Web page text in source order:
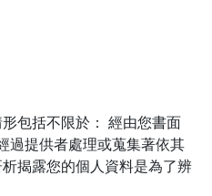
包括不限於： 經由您書面
過提供者處理或蒐集著依其
揭露您的個人資料是為了辨